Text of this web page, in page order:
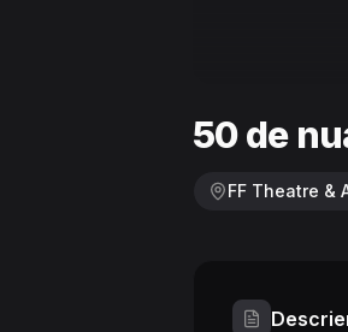
50 de
FF Theatre &